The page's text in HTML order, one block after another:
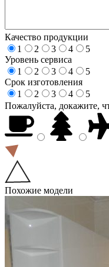
Качество продукции
1
2 3 4
5
Уровень сервиса
1
2 3 4
5
Срок изготовления
1
2 3 4
5
Пожалуйста, докажите,
Похожие модели